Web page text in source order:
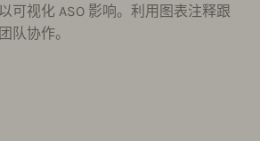
可视化 ASO 影响。利用图表注释跟
队协作。